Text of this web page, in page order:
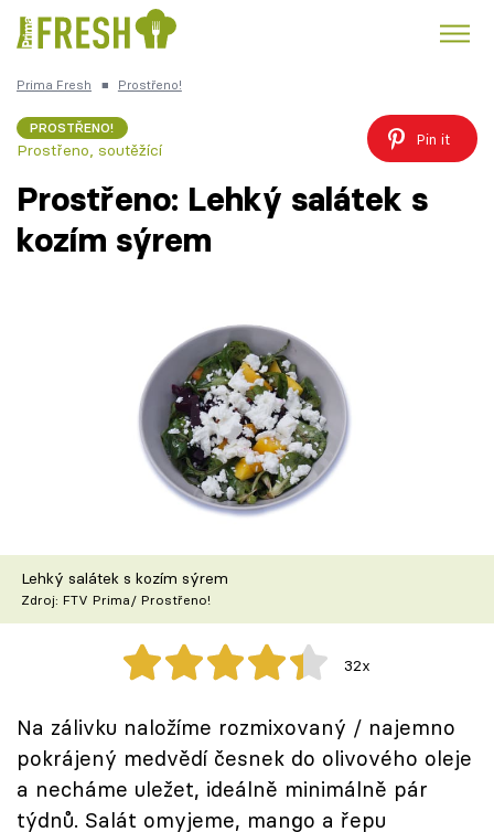
Česká kuchyně
TV Program
Recepty z TV
Speciál: Cuketa
Těhotnej kuchař
Sledujte prima+
Přihlášení
Prima Fresh ■ Prostřeno!
PROSTŘENO!
Prostřeno, soutěžící
Pin it
Prostřeno: Lehký salátek s
kozím sýrem
Lehký salátek s kozím sýrem
Zdroj: FTV Prima/ Prostřeno!
32x
Na zálivku naložíme rozmixovaný / najemno
pokrájený medvědí česnek do olivového oleje
a necháme uležet, ideálně minimálně pár
týdnů. Salát omyjeme, mango a řepu